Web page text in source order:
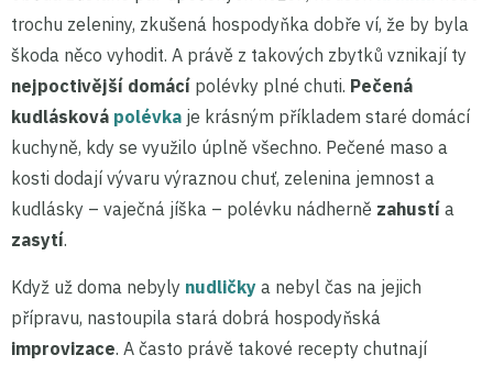
trochu zeleniny, zkušená hospodyňka dobře ví, že by byla
škoda něco vyhodit. A právě z takových zbytků vznikají ty
nejpoctivější domácí polévky plné chuti. Pečená
kudlásková polévka je krásným příkladem staré domácí
kuchyně, kdy se využilo úplně všechno. Pečené maso a
kosti dodají vývaru výraznou chuť, zelenina jemnost a
kudlásky – vaječná jíška – polévku nádherně zahustí a
zasytí.
Když už doma nebyly nudličky a nebyl čas na jejich
přípravu, nastoupila stará dobrá hospodyňská
improvizace. A často právě takové recepty chutnají